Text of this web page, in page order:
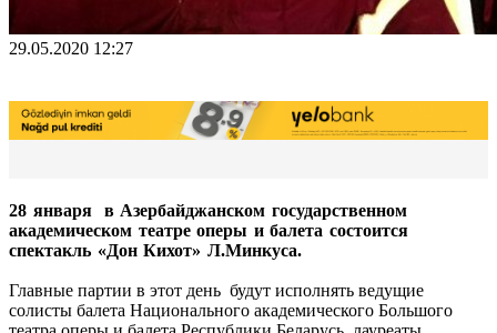
29.05.2020 12:27
28 января в Азербайджанском государственном
академическом театре оперы и балета состоится
спектакль «Дон Кихот» Л.Минкуса.
Главные партии в этот день будут исполнять ведущие
солисты балета Национального академического Большого